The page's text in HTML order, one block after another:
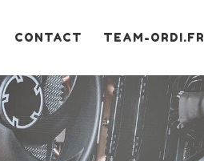
CONTACT TEAM-ORDI.FR